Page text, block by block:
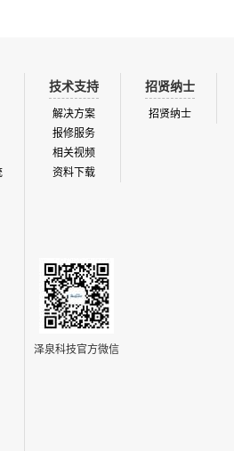
技术支持
解决方案
报修服务
相关视频
资料下载
招贤纳士
招贤纳士
泽泉科技官方微信